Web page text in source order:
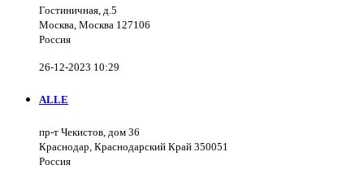
Гостиничная, д.5
Москва, Москва 127106
Россия
26-12-2023 10:29
ALLE
пр-т Чекистов, дом 36
Краснодар, Краснодарский Край 350051
Россия